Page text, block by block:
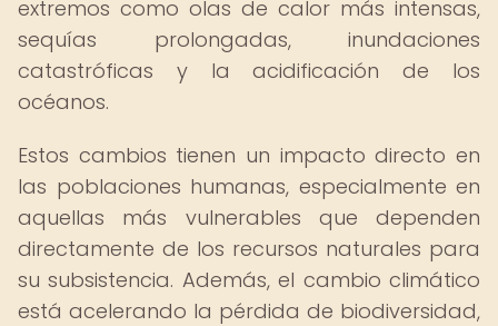
extremos como olas de calor más intensas,
sequías prolongadas, inundaciones
catastróficas y la acidificación de los
océanos.
Estos cambios tienen un impacto directo en
las poblaciones humanas, especialmente en
aquellas más vulnerables que dependen
directamente de los recursos naturales para
su subsistencia. Además, el cambio climático
está acelerando la pérdida de biodiversidad,